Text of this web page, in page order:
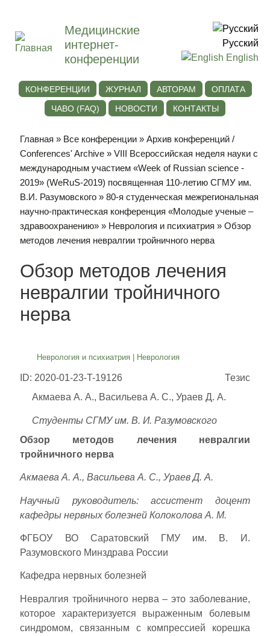
Медицинские
интернет-
конференции
Русский
English
КОНФЕРЕНЦИИ ЖУРНАЛ АВТОРАМ
ОПЛАТА
ЧАВО (FAQ)
НОВОСТИ КОНТАКТЫ
Главная » Все конференции »Архив конференций /
Conferences' Archive »VIII Всероссийская неделя науки с
международным участием «Week of Russian science -
2019» (WeRuS-2019) посвященная 110-летию СГМУ им.
В.И. Разумовского »80-я студенческая межрегиональная
научно-практическая конференция «Молодые ученые –
здравоохранению» » Неврология и психиатрия » Обзор
методов лечения невралгии тройничного нерва
Обзор методов лечения
невралгии тройничного
нерва
Неврология и психиатрия Неврология
ID: 2020-01-23-T-19126
Тезис
Акмаева А. А., Васильева А. С., Ураев Д. А.
Студенты СГМУ им. В. И. Разумовского
Обзор методов лечения невралгии
тройничного нерва
Акмаева А. А., Васильева А. С., Ураев Д. А.
Научный руководитель: ассистент доцент
кафедры нервных болезней Колоколова А. М.
ФГБОУ ВО Саратовский ГМУ им. В. И.
Разумовского Минздрава России
Кафедра нервных болезней
Невралгия тройничного нерва – это заболевание,
которое характеризуется выраженным болевым
синдромом, связанным с компрессией корешка